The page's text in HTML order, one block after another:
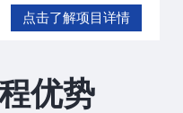
点击了解项目详情
优势